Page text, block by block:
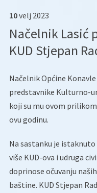
10velj 2023
Načelnik Lasić
KUD Stjepan
Načelnik Općine
predstavnike Kulturno-
koji su mu ovom
ovu godinu.
Na sastanku je
više KUD-ova i udruga
doprinose očuvanju
baštine. KUD Stjepan